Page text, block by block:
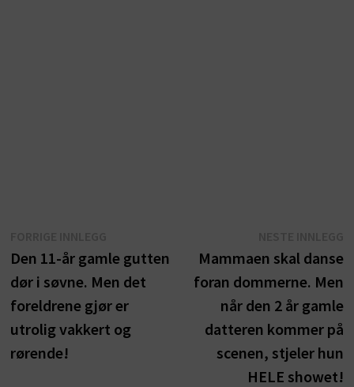
innlegg:
Den 11-år gamle gutten
dør i søvne. Men det
foreldrene gjør er
utrolig vakkert og
rørende!
Mammaen skal danse
foran dommerne. Men
når den 2 år gamle
datteren kommer på
scenen, stjeler hun
HELE showet!